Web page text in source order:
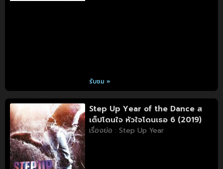
รับชม »
Step Up Year of the Dance ส
เต็ปโดนใจ หัวใจโดนเธอ 6 (2019)
เรื่องย่อ : Step Up Year